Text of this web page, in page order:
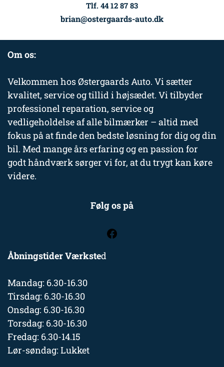
Tlf. 44 12 87 83
brian@ostergaards-auto.dk
Om os:
Velkommen hos Østergaards Auto. Vi sætter
kvalitet, service og tillid i højsædet. Vi tilbyder
professionel reparation, service og
vedligeholdelse af alle bilmærker – altid med
fokus på at finde den bedste løsning for dig og din
bil. Med mange års erfaring og en passion for
godt håndværk sørger vi for, at du trygt kan køre
videre.
Følg os på
Åbningstider Værksted
Mandag: 6.30-16.30
Tirsdag: 6.30-16.30
Onsdag: 6.30-16.30
Torsdag: 6.30-16.30
Fredag: 6.30-14.15
Lør-søndag: Lukket